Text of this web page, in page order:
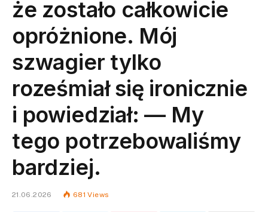
że zostało całkowicie
opróżnione. Mój
szwagier tylko
roześmiał się ironicznie
i powiedział: — My
tego potrzebowaliśmy
bardziej.
21.06.2026 681Views